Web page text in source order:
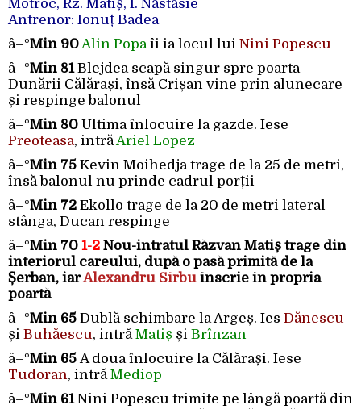
Motroc, Rz. Matiș, I. Năstăsie
Antrenor: Ionuț Badea
â–ºMin 90Alin Popaîi ia locul lui Nini Popescu
â–ºMin 81Blejdea scapă singur spre poarta
Dunării Călărași, însă Crișan vine prin alunecare
și respinge balonul
â–ºMin 80 Ultima înlocuire la gazde. Iese
Preoteasa, intrăAriel Lopez
â–ºMin 75 Kevin Moihedja trage de la 25 de metri,
însă balonul nu prinde cadrul porții
â–ºMin 72 Ekollo trage de la 20 de metri lateral
stânga, Ducan respinge
â–ºMin 70 1-2 Nou-intratul Răzvan Matiș trage din
interiorul careului, după o pasă primită de la
Șerban, iarAlexandru Sîrbu înscrie în propria
poartă
â–ºMin 65 Dublă schimbare la Argeș. Ies Dănescu
și Buhăescu, intrăMatiș și Brînzan
â–ºMin 65 A doua înlocuire la Călărași. Iese
Tudoran, intrăMediop
â–ºMin 61Nini Popescu trimite pe lângă poartă din